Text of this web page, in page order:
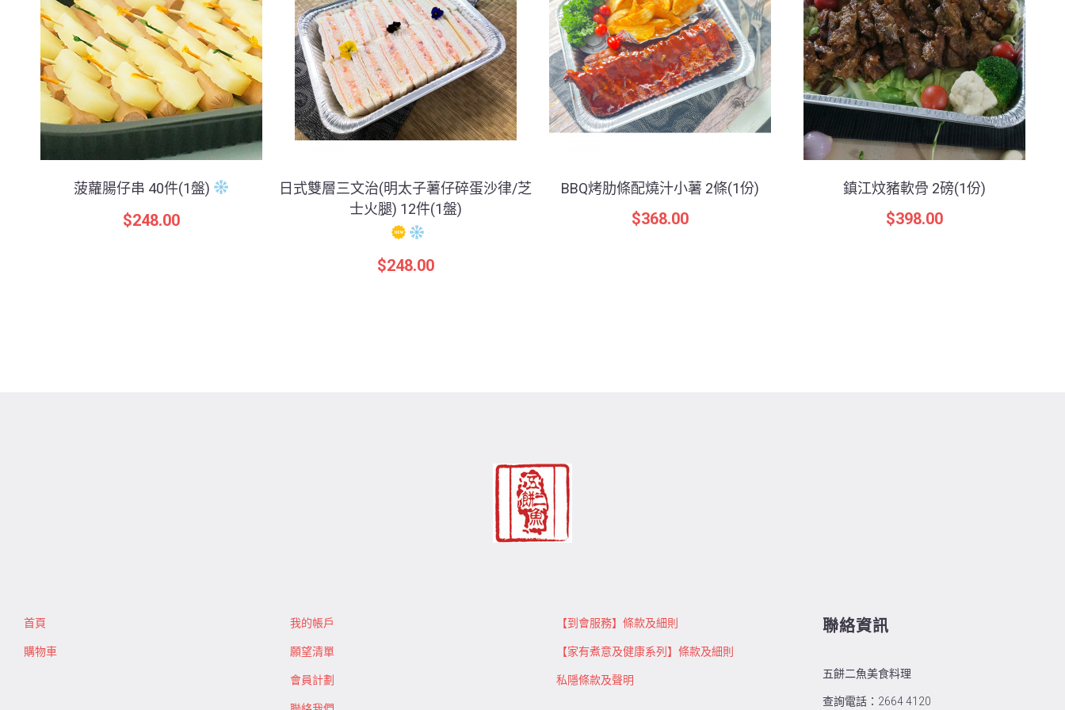
菠蘿腸仔串 40件(1盤)
$248.00
日式雙層三文治(明太子薯仔碎蛋沙律/芝
士火腿) 12件(1盤)
$248.00
BBQ烤肋條配燒汁小薯 2條(1份)
$368.00
鎮江炆豬軟骨 2磅(1份)
$398.00
首頁
購物車
我的帳戶
願望清單
會員計劃
【到會服務】條款及細則
【家有煮意及健康系列】條款及細則
私隱條款及聲明
聯絡資訊
五餅二魚美食料理
查詢電話：2664 4120